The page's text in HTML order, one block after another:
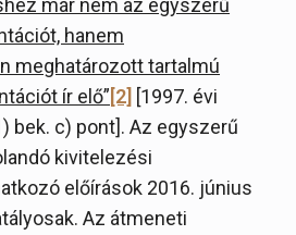
hanem
meghatározott tartalmú
ír elő”[2] [1997. évi
bek. c) pont]. Az egyszerű
kivitelezési
előírások 2016. június
Az átmeneti